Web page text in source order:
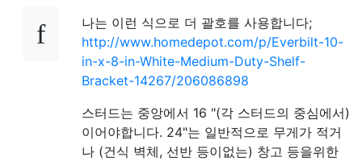
나는 이런 식으로 더 괄호를 사용합니다;
http://www.homedepot.com/p/Everbilt-10-
in-x-8-in-White-Medium-Duty-Shelf-
Bracket-14267/206086898
스터드는 중앙에서 16 "(각 스터드의 중심에서)
이어야합니다. 24"는 일반적으로 무게가 적거
나 (건식 벽체, 선반 등이없는) 창고 등을위한